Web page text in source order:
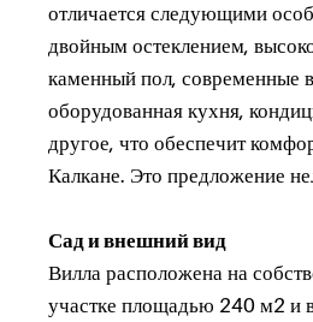
отличается следующими
двойным остеклением,
каменный пол, современные
оборудованная кухня,
другое, что обеспечит
Калкане. Это предложение
Сад и внешний вид
Вилла расположена на
участке площадью 240 м2 и